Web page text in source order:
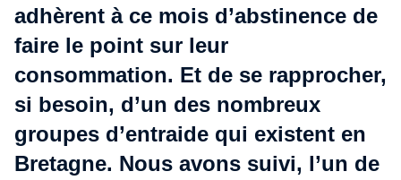
adhèrent à ce mois d’abstinence de
faire le point sur leur
consommation. Et de se rapprocher,
si besoin, d’un des nombreux
groupes d’entraide qui existent en
Bretagne. Nous avons suivi, l’un de